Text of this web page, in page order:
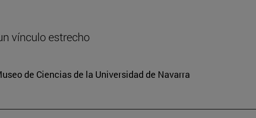
vínculo estrecho
de Ciencias de la Universidad de Navarra